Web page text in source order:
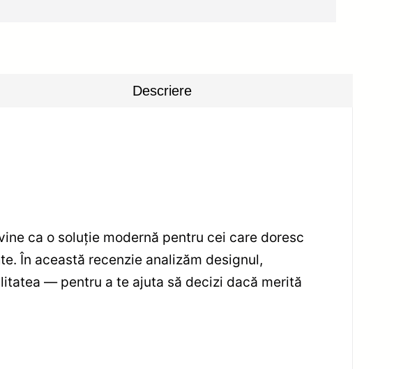
Descriere
ca o soluție modernă pentru cei care doresc
În această recenzie analizăm designul,
— pentru a te ajuta să decizi dacă merită